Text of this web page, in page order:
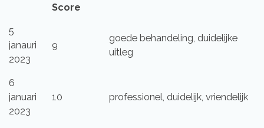
Score
5
janauri
2023
9
goede behandeling, duidelijke
uitleg
6
januari
2023
10 professionel, duidelijk, vriendelijk